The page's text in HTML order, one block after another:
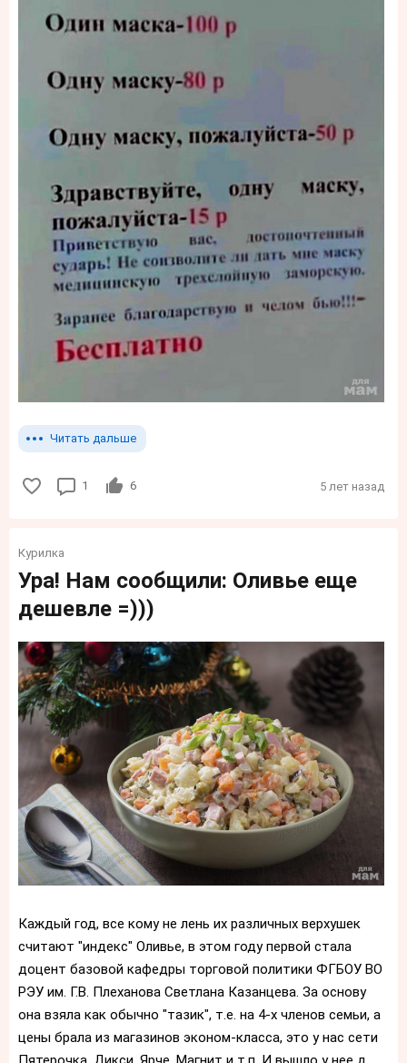
Читать дальше
1 6 5 лет назад
Курилка
Ура! Нам сообщили: Оливье еще
дешевле =)))
Каждый год, все кому не лень их различных верхушек
считают "индекс" Оливье, в этом году первой стала
доцент базовой кафедры торговой политики ФГБОУ ВО
РЭУ им. Г.В. Плеханова Светлана Казанцева. За основу
она взяла как обычно "тазик", т.е. на 4-х членов семьи, а
цены брала из магазинов эконом-класса, это у нас сети